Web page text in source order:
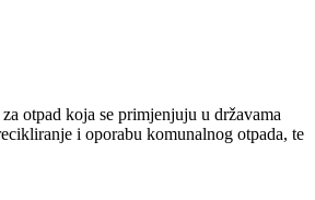
otpad koja se primjenjuju u državama
i oporabu komunalnog otpada, te